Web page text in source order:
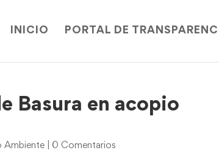
INICIO PORTAL DE
Basura en acopio
Ambiente 0 Comentarios